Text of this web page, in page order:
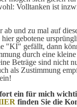
Volltanken ist
ab und zu mal auf
hier gebotene
"KI" gefällt, dann
durch eine
Beträge sind nicht
als Zustimmung
ein für mich
finden Sie die